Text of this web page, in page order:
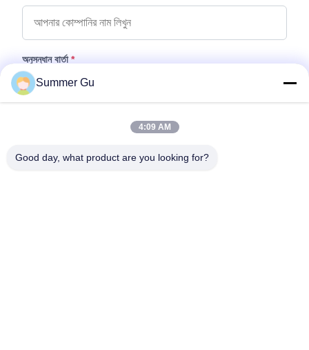
অনুসন্ধান বার্তা *
Summer Gu
4:09 AM
Good day, what product are you looking for?